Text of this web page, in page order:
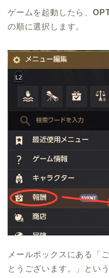
ゲームを起動したら、
の順に選択します。
メールボックスにある「
とうございます。」とい